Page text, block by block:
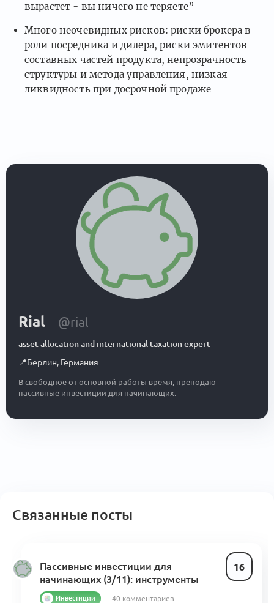
вырастет - вы ничего не теряете”
Много неочевидных рисков: риски брокера в
роли посредника и дилера, риски эмитентов
составных частей продукта, непрозрачность
структуры и метода управления, низкая
ликвидность при досрочной продаже
Rial @rial
asset allocation and international taxation expert
📍Берлин, Германия
В свободное от основной работы время, преподаю
пассивные инвестиции для начинающих.
Связанные посты
16
Пассивные инвестиции для
начинающих (3/11): инструменты
Инвестиции 40 комментариев